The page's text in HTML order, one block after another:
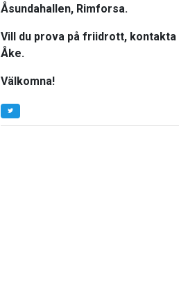
Åsundahallen, Rimforsa.
Vill du prova på friidrott,
Åke.
Välkomna!